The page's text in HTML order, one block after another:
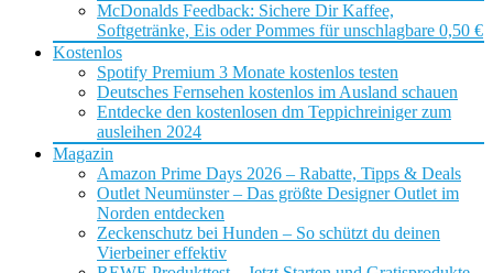
McDonalds Feedback: Sichere Dir Kaffee,
Softgetränke, Eis oder Pommes für unschlagbare 0,50 €
Kostenlos
Spotify Premium 3 Monate kostenlos testen
Deutsches Fernsehen kostenlos im Ausland schauen
Entdecke den kostenlosen dm Teppichreiniger zum
ausleihen 2024
Magazin
Amazon Prime Days 2026 – Rabatte, Tipps & Deals
Outlet Neumünster – Das größte Designer Outlet im
Norden entdecken
Zeckenschutz bei Hunden – So schützt du deinen
Vierbeiner effektiv